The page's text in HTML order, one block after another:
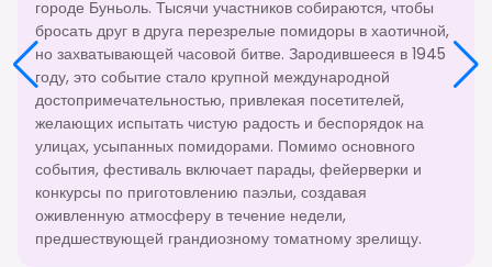
городе Буньоль. Тысячи участников собираются, чтобы
бросать друг в друга перезрелые помидоры в хаотичной,
но захватывающей часовой битве. Зародившееся в 1945
году, это событие стало крупной международной
достопримечательностью, привлекая посетителей,
желающих испытать чистую радость и беспорядок на
улицах, усыпанных помидорами. Помимо основного
события, фестиваль включает парады, фейерверки и
конкурсы по приготовлению паэльи, создавая
оживленную атмосферу в течение недели,
предшествующей грандиозному томатному зрелищу.